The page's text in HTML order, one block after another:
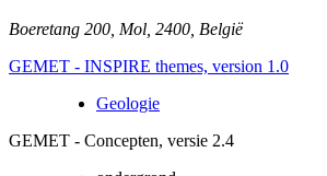
Boeretang 200 Mol 2400 België
GEMET - INSPIRE themes, version 1.0
Geologie
GEMET - Concepten, versie 2.4